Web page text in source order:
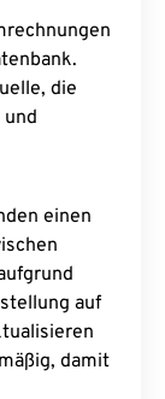
die
einen
auf
damit